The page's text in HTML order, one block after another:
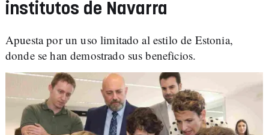
institutos de Navarra
Apuesta por un uso limitado al estilo de Estonia,
donde se han demostrado sus beneficios.